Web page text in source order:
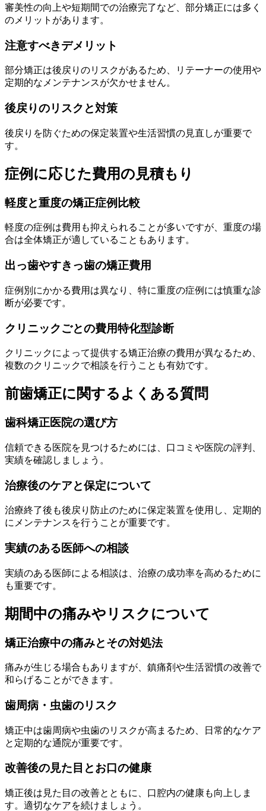
審美性の向上や短期間での治療完了など、部分矯正には多く
のメリットがあります。
注意すべきデメリット
部分矯正は後戻りのリスクがあるため、リテーナーの使用や
定期的なメンテナンスが欠かせません。
後戻りのリスクと対策
後戻りを防ぐための保定装置や生活習慣の見直しが重要で
す。
症例に応じた費用の見積もり
軽度と重度の矯正症例比較
軽度の症例は費用も抑えられることが多いですが、重度の場
合は全体矯正が適していることもあります。
出っ歯やすきっ歯の矯正費用
症例別にかかる費用は異なり、特に重度の症例には慎重な診
断が必要です。
クリニックごとの費用特化型診断
クリニックによって提供する矯正治療の費用が異なるため、
複数のクリニックで相談を行うことも有効です。
前歯矯正に関するよくある質問
歯科矯正医院の選び方
信頼できる医院を見つけるためには、口コミや医院の評判、
実績を確認しましょう。
治療後のケアと保定について
治療終了後も後戻り防止のために保定装置を使用し、定期的
にメンテナンスを行うことが重要です。
実績のある医師への相談
実績のある医師による相談は、治療の成功率を高めるために
も重要です。
期間中の痛みやリスクについて
矯正治療中の痛みとその対処法
痛みが生じる場合もありますが、鎮痛剤や生活習慣の改善で
和らげることができます。
歯周病・虫歯のリスク
矯正中は歯周病や虫歯のリスクが高まるため、日常的なケア
と定期的な通院が重要です。
改善後の見た目とお口の健康
矯正後は見た目の改善とともに、口腔内の健康も向上しま
す。適切なケアを続けましょう。